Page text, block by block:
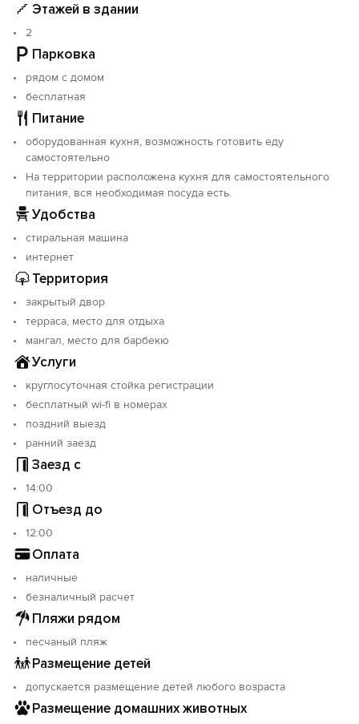
На территории расположена кухня для
самостоятельного приготовления пищи, необходимая
посуда есть.
Уютный озелененный двор с летней беседкой и
мангалом, доброжелательное и приветливое
обслуживание делают гостевой дом «Черноморский
дворик» привлекательным для отдыха и оставят у Вас
самые лучшие впечатления об отдыхе в Крыму.
Объект прошёл классификацию. Номер реестровой
записи: С912025013042.
Этажей в здании
2
Парковка
рядом с домом
бесплатная
Питание
оборудованная кухня, возможность готовить еду
самостоятельно
На территории расположена кухня для самостоятельного
питания, вся необходимая посуда есть.
Удобства
стиральная машина
интернет
Территория
закрытый двор
терраса, место для отдыха
мангал, место для барбекю
Услуги
круглосуточная стойка регистрации
бесплатный wi-fi в номерах
поздний выезд
ранний заезд
Заезд с
14:00
Отъезд до
12:00
Оплата
наличные
безналичный расчет
Пляжи рядом
песчаный пляж
Размещение детей
допускается размещение детей любого возраста
Размещение домашних животных